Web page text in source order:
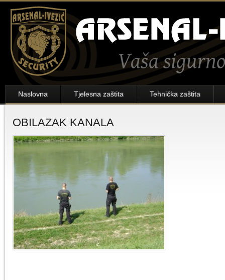
Naslovna Tjelesna zaštita Tehnička zaštita
OBILAZAK KANALA